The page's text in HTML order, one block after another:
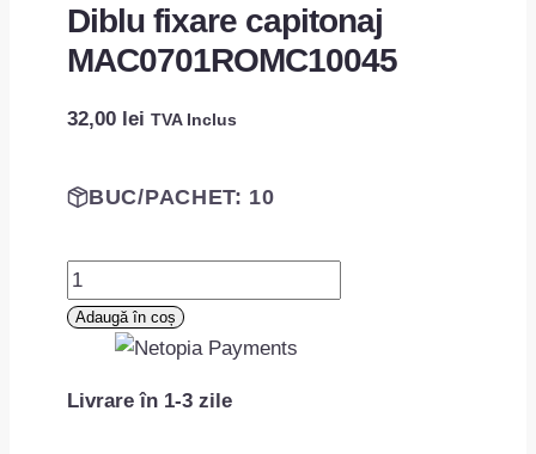
Diblu fixare capitonaj
MAC0701ROMC10045
32,00 lei TVA Inclus
BUC/PACHET: 10
Cantitate
Diblu
fixare
MAC0701ROMC10045
Adaugă în coș
Livrare în 1-3 zile